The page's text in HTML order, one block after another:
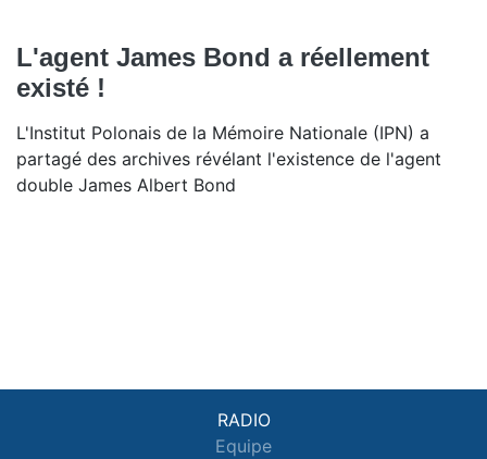
L'agent James Bond a réellement
existé !
L'Institut Polonais de la Mémoire Nationale (IPN) a
partagé des archives révélant l'existence de l'agent
double James Albert Bond
RADIO
Equipe